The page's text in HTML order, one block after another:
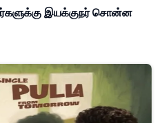
இயக்குநர் சொன்ன